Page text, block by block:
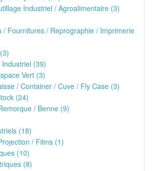
Industriel / Agroalimentaire (3)
/ Fournitures / Reprographie / Imprimerie
(39)
Vert (3)
/ Container / Cuve / Fly Case (3)
(24)
/ Benne (9)
(18)
/ Films (1)
(10)
(8)